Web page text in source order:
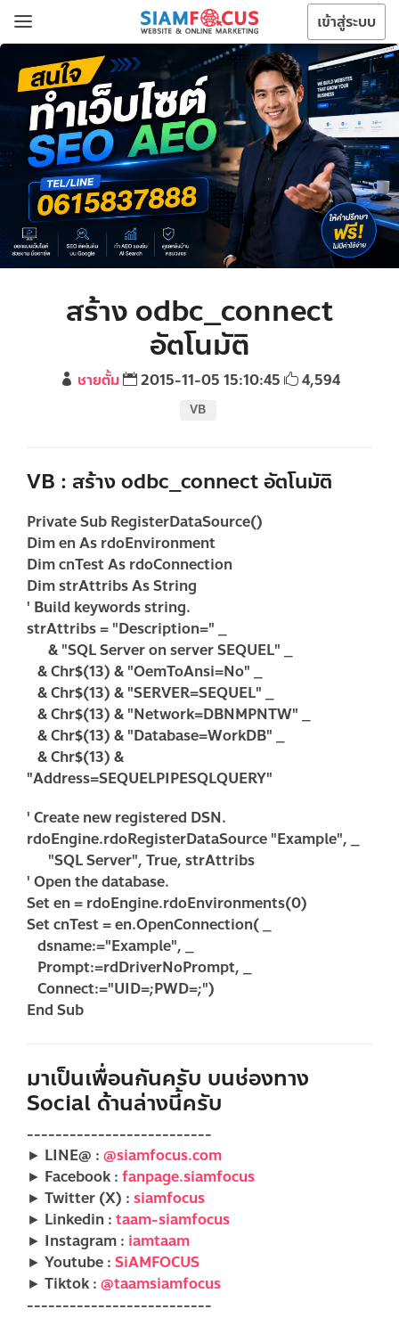
เข้าสู่ระบบ
สร้าง odbc_connect
อัตโนมัติ
ชายตั้ม 2015-11-05 15:10:45 4,594
VB
VB : สร้าง odbc_connect อัตโนมัติ
Private Sub RegisterDataSource()
Dim en As rdoEnvironment
Dim cnTest As rdoConnection
Dim strAttribs As String
' Build keywords string.
strAttribs = "Description=" _
& "SQL Server on server SEQUEL" _
& Chr$(13) & "OemToAnsi=No" _
& Chr$(13) & "SERVER=SEQUEL" _
& Chr$(13) & "Network=DBNMPNTW" _
& Chr$(13) & "Database=WorkDB" _
& Chr$(13) &
"Address=SEQUELPIPESQLQUERY"
' Create new registered DSN.
rdoEngine.rdoRegisterDataSource "Example", _
"SQL Server", True, strAttribs
' Open the database.
Set en = rdoEngine.rdoEnvironments(0)
Set cnTest = en.OpenConnection( _
dsname:="Example", _
Prompt:=rdDriverNoPrompt, _
Connect:="UID=;PWD=;")
End Sub
มาเป็นเพื่อนกันครับ บนช่องทาง
Social ด้านล่างนี้ครับ
--------------------------
► LINE@ : @siamfocus.com
► Facebook : fanpage.siamfocus
► Twitter (X) : siamfocus
► Linkedin : taam-siamfocus
► Instagram : iamtaam
► Youtube : SiAMFOCUS
► Tiktok : @taamsiamfocus
--------------------------